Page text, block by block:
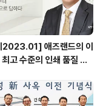
2023.01] 애즈랜드의 이
고 수준의 인쇄 품질 서
으로 답하다 - ㈜애즈랜
대표이사